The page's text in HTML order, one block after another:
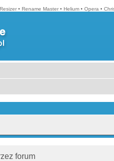
• Rename Master • Helium • Opera •
forum